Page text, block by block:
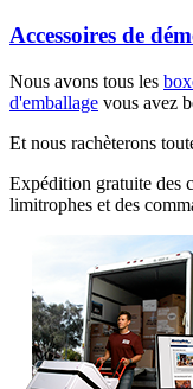
Accessoires de
Nous avons tous les
d'emballage vous avez
Et nous rachèterons
Expédition gratuite des
limitrophes et des